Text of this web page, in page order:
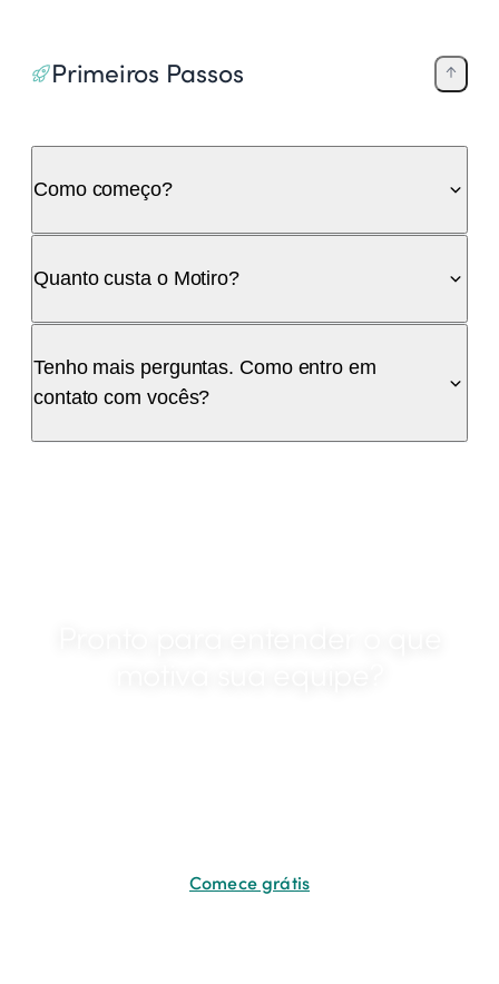
Primeiros Passos
Como começo?
Quanto custa o Motiro?
Tenho mais perguntas. Como entro em
contato com vocês?
Comece grátis